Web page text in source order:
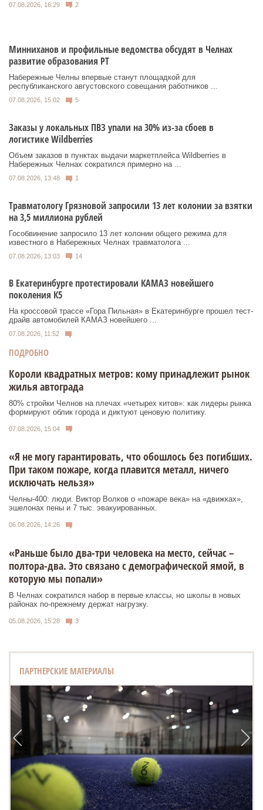
07.08.2026, 16:29 2
Минниханов и профильные ведомства обсудят в Челнах
развитие образования РТ
Набережные Челны впервые станут площадкой для
республиканского августовского совещания работников ...
07.08.2026, 15:02 5
Заказы у локальных ПВЗ упали на 30% из-за сбоев в
логистике Wildberries
Объем заказов в пунктах выдачи маркетплейса Wildberries в
Набережных Челнах сократился примерно на ...
07.08.2026, 13:48 1
Травматологу Грязновой запросили 13 лет колонии за взятки
на 3,5 миллиона рублей
Гособвинение запросило 13 лет колонии общего режима для
известного в Набережных Челнах травматолога ...
07.08.2026, 13:03 14
В Екатеринбурге протестировали КАМАЗ новейшего
поколения К5
На кроссовой трассе «Гора Пильная» в Екатеринбурге прошел тест-
драйв автомобилей КАМАЗ новейшего ...
07.08.2026, 11:52
ПОДРОБНО
Короли квадратных метров: кому принадлежит рынок
жилья автограда
80% стройки Челнов на плечах «четырех китов»: как лидеры рынка
формируют облик города и диктуют ценовую политику.
07.08.2026, 15:04
«Я не могу гарантировать, что обошлось без погибших.
При таком пожаре, когда плавится металл, ничего
исключать нельзя»
Челны-400: люди. Виктор Волков о «пожаре века» на «движках»,
эшелонах пены и 7 тыс. эвакуированных.
06.08.2026, 14:26
«Раньше было два-три человека на место, сейчас –
полтора-два. Это связано с демографической ямой, в
которую мы попали»
В Челнах сократился набор в первые классы, но школы в новых
районах по-прежнему держат нагрузку.
05.08.2026, 15:28 3
ПАРТНЕРСКИЕ МАТЕРИАЛЫ